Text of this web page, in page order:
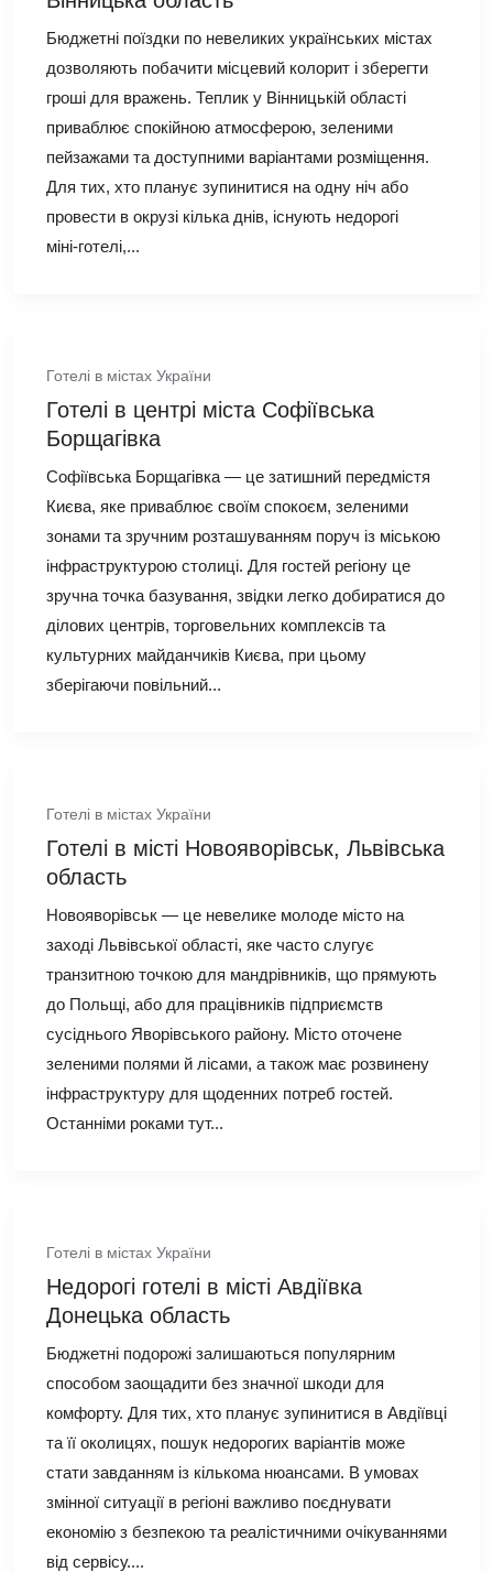
Бюджетні поїздки по невеликих українських містах
дозволяють побачити місцевий колорит і зберегти
гроші для вражень. Теплик у Вінницькій області
приваблює спокійною атмосферою, зеленими
пейзажами та доступними варіантами розміщення.
Для тих, хто планує зупинитися на одну ніч або
провести в окрузі кілька днів, існують недорогі
міні‑готелі,...
Готелі в містах України
Готелі в центрі міста Софіївська
Борщагівка
Софіївська Борщагівка — це затишний передмістя
Києва, яке приваблює своїм спокоєм, зеленими
зонами та зручним розташуванням поруч із міською
інфраструктурою столиці. Для гостей регіону це
зручна точка базування, звідки легко добиратися до
ділових центрів, торговельних комплексів та
культурних майданчиків Києва, при цьому
зберігаючи повільний...
Готелі в містах України
Готелі в місті Новояворівськ, Львівська
область
Новояворівськ — це невелике молоде місто на
заході Львівської області, яке часто слугує
транзитною точкою для мандрівників, що прямують
до Польщі, або для працівників підприємств
сусіднього Яворівського району. Місто оточене
зеленими полями й лісами, а також має розвинену
інфраструктуру для щоденних потреб гостей.
Останніми роками тут...
Готелі в містах України
Недорогі готелі в місті Авдіївка
Донецька область
Бюджетні подорожі залишаються популярним
способом заощадити без значної шкоди для
комфорту. Для тих, хто планує зупинитися в Авдіївці
та її околицях, пошук недорогих варіантів може
стати завданням із кількома нюансами. В умовах
змінної ситуації в регіоні важливо поєднувати
економію з безпекою та реалістичними очікуваннями
від сервісу....